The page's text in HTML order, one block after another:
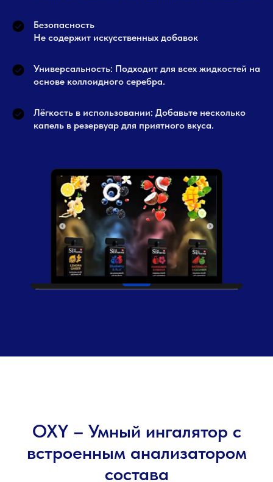
Безопасность
Не содержит искусственных добавок
Универсальность: Подходит для всех жидкостей на
основе коллоидного серебра.
Лёгкость в использовании: Добавьте несколько
капель в резервуар для приятного вкуса.
OXY – Умный ингалятор с
встроенным анализатором
состава